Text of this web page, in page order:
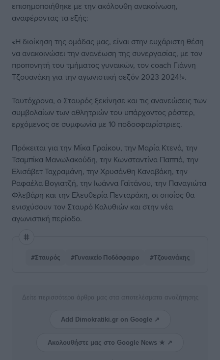
επισημοποιήθηκε με την ακόλουθη ανακοίνωση,
αναφέροντας τα εξής:
«Η διοίκηση της ομάδας μας, είναι στην ευχάριστη θέση
να ανακοινώσει την ανανέωση της συνεργασίας, με τον
προπονητή του τμήματος γυναικών, τον coach Γιάννη
Τζουανάκη για την αγωνιστική σεζόν 2023 2024!».
Ταυτόχρονα, ο Σταυρός ξεκίνησε και τις ανανεώσεις των
συμβολαίων των αθλητριών του υπάρχοντος ρόστερ,
ερχόμενος σε συμφωνία με 10 ποδοσφαιρίστριες.
Πρόκειται για την Μίκα Γραίκου, την Μαρία Κτενά, την
Τσαμπίκα Μανωλακούδη, την Κωνσταντίνα Παππά, την
Ελισάβετ Ταχραμάνη, την Χρυσάνθη Καναβάκη, την
Ραφαέλα Βογιατζή, την Ιωάννα Γαϊτάνου, την Παναγιώτα
Φλεβάρη και την Ελευθερία Πενταράκη, οι οποίος θα
ενισχύσουν τον Σταυρό Καλυθιών και στην νέα
αγωνιστική περίοδο.
#Σταυρός #Γυναικείο Ποδόσφαιρο #Τζουανάκης
Δείτε περισσότερα άρθρα μας στα αποτελέσματα αναζήτησης
Add Dimokratiki.gr on Google ↗
Ακολουθήστε μας στο Google News ★ ↗